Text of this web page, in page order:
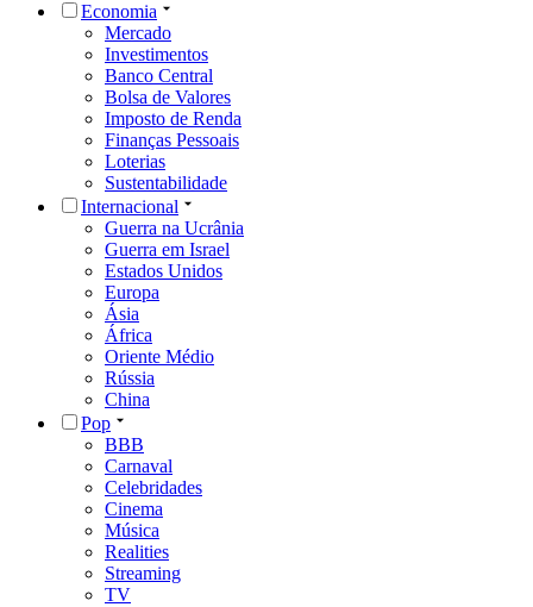
Economia
Mercado
Investimentos
Banco Central
Bolsa de Valores
Imposto de Renda
Finanças Pessoais
Loterias
Sustentabilidade
Internacional
Guerra na Ucrânia
Guerra em Israel
Estados Unidos
Europa
Ásia
África
Oriente Médio
Rússia
China
Pop
BBB
Carnaval
Celebridades
Cinema
Música
Realities
Streaming
TV